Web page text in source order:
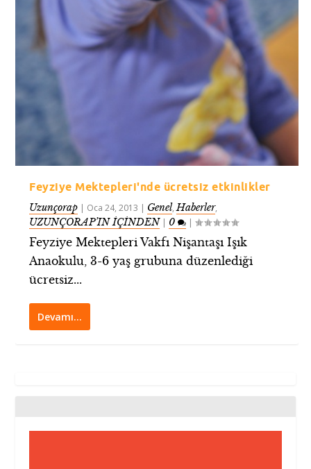
Feyziye Mektepleri'nde ücretsiz etkinlikler
Uzunçorap | Oca 24, 2013 | Genel,Haberler,
UZUNÇORAP’IN İÇİNDEN| 0 |
Feyziye Mektepleri Vakfı Nişantaşı Işık
Anaokulu, 3-6 yaş grubuna düzenlediği
ücretsiz...
Devamı…